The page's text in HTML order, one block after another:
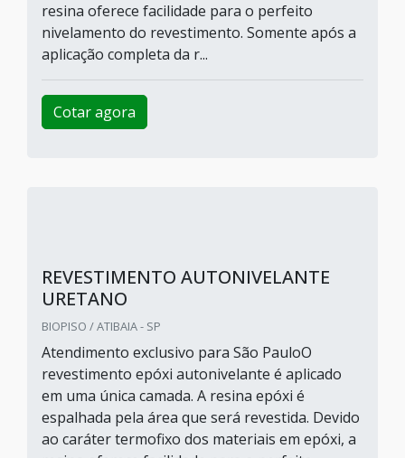
resina oferece facilidade para o perfeito
nivelamento do revestimento. Somente após a
aplicação completa da r...
Cotar agora
REVESTIMENTO AUTONIVELANTE
URETANO
BIOPISO / ATIBAIA - SP
Atendimento exclusivo para São PauloO
revestimento epóxi autonivelante é aplicado
em uma única camada. A resina epóxi é
espalhada pela área que será revestida. Devido
ao caráter termofixo dos materiais em epóxi, a